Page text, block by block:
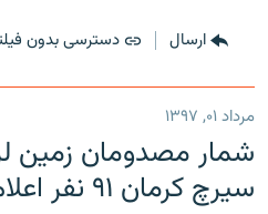
ارسال دسترسی بدون
مرداد ۰۱, ۱۳۹۷
شمار مصدومان زمین
سیرچ کرمان ۹۱ نفر اعلام شد